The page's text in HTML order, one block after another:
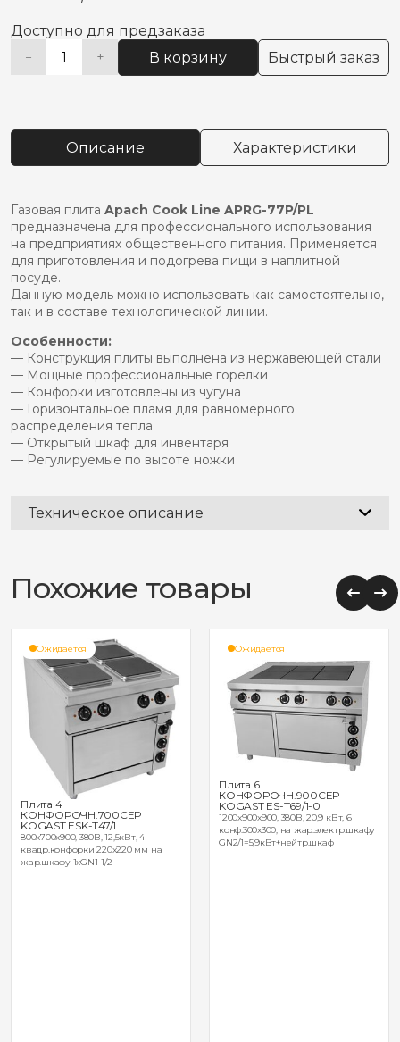
Доступно для предзаказа
−
Количество
КОНФОРОЧН.700
APACH
+ В корзину Быстрый заказ
Alternative:
Описание Характеристики
Газовая плита Apach Cook Line APRG-77P/PL
предназначена для профессионального использования
на предприятиях общественного питания. Применяется
для приготовления и подогрева пищи в наплитной
посуде.
Данную модель можно использовать как самостоятельно,
так и в составе технологической линии.
Особенности:
— Конструкция плиты выполнена из нержавеющей стали
— Мощные профессиональные горелки
— Конфорки изготовлены из чугуна
— Горизонтальное пламя для равномерного
распределения тепла
— Открытый шкаф для инвентаря
— Регулируемые по высоте ножки
Техническое описание
Похожие товары
Ожидается
Плита 4
КОНФОРОЧН.700СЕР
KOGAST ESK-Т47/1
800x700x900, 380В, 12,5кВт, 4
квадр.конфорки 220x220 мм на
жар.шкафу 1xGN1-1/2
Ожидается
Плита 6
КОНФОРОЧН.900СЕР
KOGAST ES-T69/1-0
1200x900x900, 380В, 20,9 кВт, 6
конф.300x300, на жар.электр.шкафу
GN2/1=5,9кВт+нейтр.шкаф